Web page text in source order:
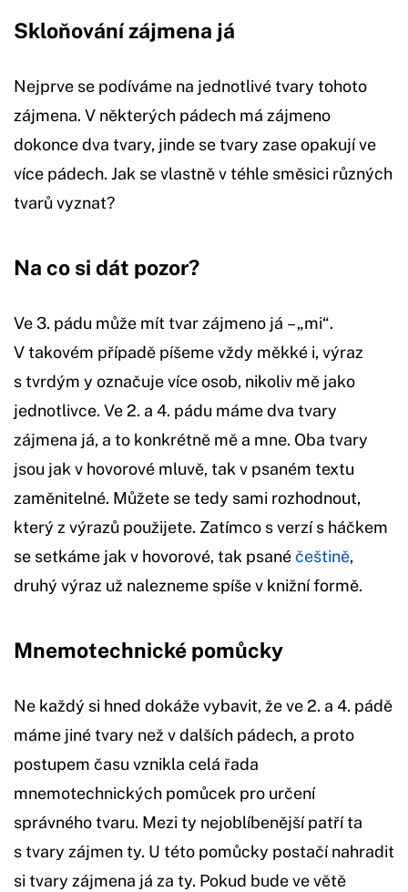
Skloňování zájmena já
Nejprve se podíváme na jednotlivé tvary tohoto
zájmena. V některých pádech má zájmeno
dokonce dva tvary, jinde se tvary zase opakují ve
více pádech. Jak se vlastně v téhle směsici různých
tvarů vyznat?
Na co si dát pozor?
Ve 3. pádu může mít tvar zájmeno já – „mi“.
V takovém případě píšeme vždy měkké i, výraz
s tvrdým y označuje více osob, nikoliv mě jako
jednotlivce. Ve 2. a 4. pádu máme dva tvary
zájmena já, a to konkrétně mě a mne. Oba tvary
jsou jak v hovorové mluvě, tak v psaném textu
zaměnitelné. Můžete se tedy sami rozhodnout,
který z výrazů použijete. Zatímco s verzí s háčkem
se setkáme jak v hovorové, tak psanéčeštině,
druhý výraz už nalezneme spíše v knižní formě.
Mnemotechnické pomůcky
Ne každý si hned dokáže vybavit, že ve 2. a 4. pádě
máme jiné tvary než v dalších pádech, a proto
postupem času vznikla celá řada
mnemotechnických pomůcek pro určení
správného tvaru. Mezi ty nejoblíbenější patří ta
s tvary zájmen ty. U této pomůcky postačí nahradit
si tvary zájmena já za ty. Pokud bude ve větě